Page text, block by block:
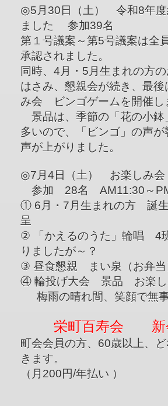
◎5月30日（土） 令和8年度
ました 参加39名
第１号議案～第5号議案は全
承認されました。
同時、4月・5月生まれの方
はさみ、懇親会が続き、最後
み会 ビンゴゲームを開催し
景品は、季節の「花の小
多いので、「ビンゴ」の声
声が上がりました。
◎7月4日（土） お楽しみ
参加 28名 AM11:30～
① 6月・7月生まれの方 誕
呈
② 「かえるのうた」輪唱 4
りましたが～？
③ 昼食懇親 まい泉（お弁当
④ 輪投げ大会 景品 お楽し
梅雨の晴れ間、笑顔で無
栄町百寿会 新
町会会員の方、60歳以上、
きます。
（月200円/年払い ）